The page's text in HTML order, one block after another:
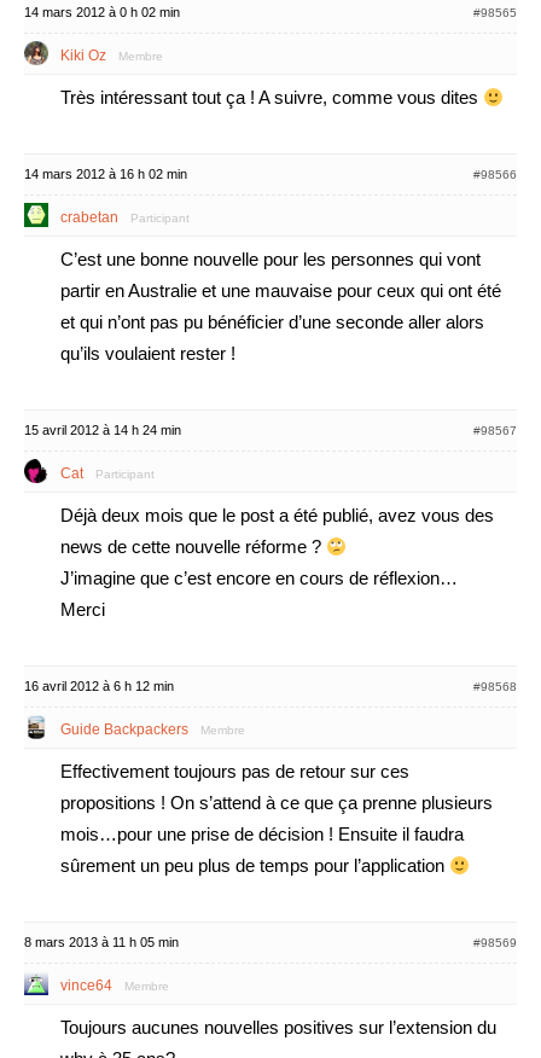
14 mars 2012 à 0 h 02 min #98565
Kiki Oz Membre
Très intéressant tout ça ! A suivre, comme vous dites
14 mars 2012 à 16 h 02 min #98566
crabetan Participant
C’est une bonne nouvelle pour les personnes qui vont
partir en Australie et une mauvaise pour ceux qui ont été
et qui n’ont pas pu bénéficier d’une seconde aller alors
qu’ils voulaient rester !
15 avril 2012 à 14 h 24 min #98567
Cat Participant
Déjà deux mois que le post a été publié, avez vous des
news de cette nouvelle réforme ?
J’imagine que c’est encore en cours de réflexion…
Merci
16 avril 2012 à 6 h 12 min #98568
Guide Backpackers Membre
Effectivement toujours pas de retour sur ces
propositions ! On s’attend à ce que ça prenne plusieurs
mois…pour une prise de décision ! Ensuite il faudra
sûrement un peu plus de temps pour l’application
8 mars 2013 à 11 h 05 min #98569
vince64 Membre
Toujours aucunes nouvelles positives sur l’extension du